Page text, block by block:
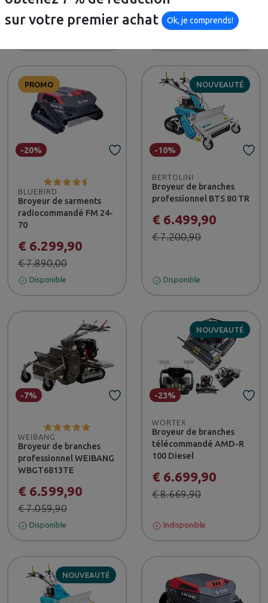
€ 6.800,90
€ 7.859,90
PROMO
BLUEBIRD
Broyeur de sarments
radiocommandé FM 24-
70
€ 6.299,90
€ 7.890,00
-20%
Disponible
NOUVEAUTÉ
BERTOLINI
Broyeur de branches
professionnel BTS 80 TR
€ 6.499,90
€ 7.200,90
-10%
Disponible
WEIBANG
Broyeur de branches
professionnel WEIBANG
WBGT6813TE
€ 6.599,90
€ 7.059,90
-7%
Disponible
NOUVEAUTÉ
WORTEX
Broyeur de branches
télécommandé AMD-R
100 Diesel
€ 6.699,90
€ 8.669,90
-23%
Indisponible
NOUVEAUTÉ
sur votre premier achat
Ok, je comprends!